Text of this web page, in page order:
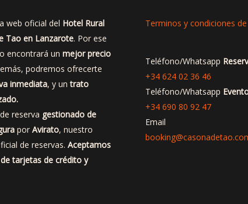
web oficial del Hotel Rural
Tao en Lanzarote. Por ese
encontrará un mejor precio
podremos ofrecerte
inmediata, y untrato
reserva gestionado de
por Avirato, nuestro
de reservas. Aceptamos
tarjetas de crédito y
Terminos y condiciones
Teléfono/Whatsapp
+34 624 02 36 46
Teléfono/Whatsapp
+34 690 80 92 47
Email